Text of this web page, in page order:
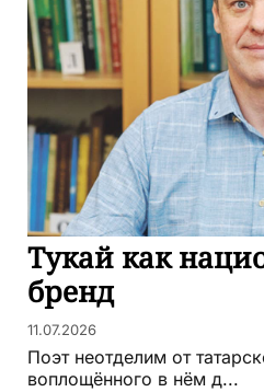
Тукай как
бренд
11.07.2026
Поэт неотделим от
воплощённого в нём д...